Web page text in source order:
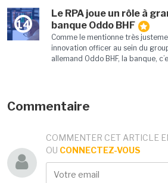
14
Le RPA joue un rôle à
banque Oddo BHF
Comme le mentionne très
innovation officer au sein du
allemand Oddo BHF, la banque,
Commentaire
COMMENTER CET ARTICLE
OU CONNECTEZ-VOUS